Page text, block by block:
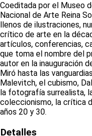
Coeditada por el Museo
Nacional de Arte Reina
llenos de ilustraciones,
crítico de arte en la
artículos, conferencias,
que toma el nombre del
autor en la inauguración
Miró hasta las
Malevitch, el cubismo,
la fotografía surrealista,
coleccionismo, la crítica
años 20 y 30.
Detalles